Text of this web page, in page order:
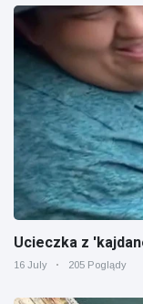
Ucieczka z
16 July 205 Poglądy